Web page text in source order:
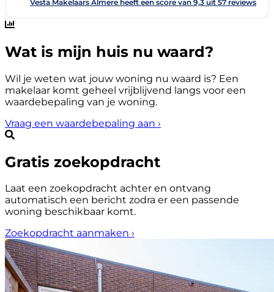
Wat is mijn huis nu waard?
Wil je weten wat jouw woning nu waard is? Een
makelaar komt geheel vrijblijvend langs voor een
waardebepaling van je woning.
Vraag een waardebepaling aan ›
Gratis zoekopdracht
Laat een zoekopdracht achter en ontvang
automatisch een bericht zodra er een passende
woning beschikbaar komt.
Zoekopdracht aanmaken ›